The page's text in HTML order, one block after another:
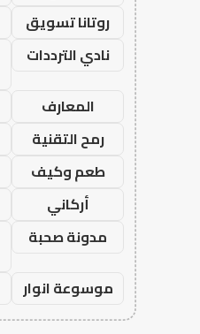
روتانا تسويق
نادي الترددات
المعارف
رمح التقنية
طعم وكيف
أركاني
مدونة صحبة
موسوعة انوار